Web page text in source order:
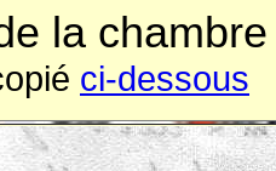
la
ci-dessous